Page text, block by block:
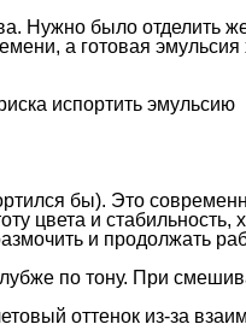
Нужно было отделить
а готовая
испортить эмульсию
бы). Это
цвета и
и продолжать
по тону. При
оттенок из-за